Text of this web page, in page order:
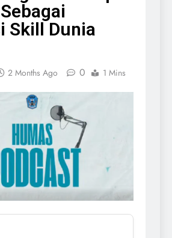
Skill Dunia
2 Months Ago 0 1 Mins